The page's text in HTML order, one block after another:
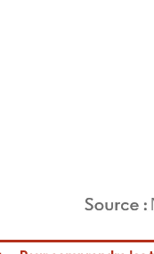
Intelligence. La réutilisation